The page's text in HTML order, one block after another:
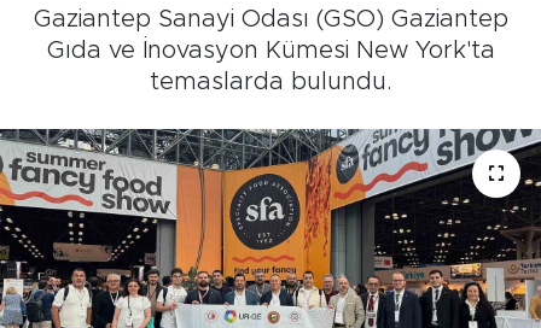
Gaziantep Sanayi Odası (GSO) Gaziantep
Gıda ve İnovasyon Kümesi New York'ta
temaslarda bulundu.